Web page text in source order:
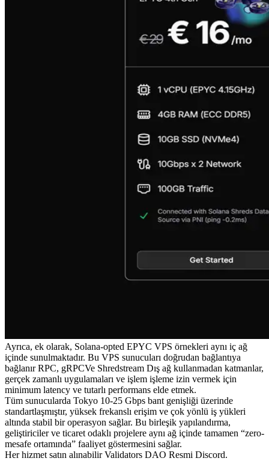
Ayrıca, ek olarak, Solana-opted EPYC VPS örnekleri aynı iç ağ
içinde sunulmaktadır. Bu VPS sunucuları doğrudan bağlantıya
bağlanır RPC, gRPCVe Shredstream Dış ağ kullanmadan katmanlar,
gerçek zamanlı uygulamaları ve işlem işleme izin vermek için
minimum latency ve tutarlı performans elde etmek.
Tüm sunucularda Tokyo 10-25 Gbps bant genişliği üzerinde
standartlaşmıştır, yüksek frekanslı erişim ve çok yönlü iş yükleri
altında stabil bir operasyon sağlar. Bu birleşik yapılandırma,
geliştiriciler ve ticaret odaklı projelere aynı ağ içinde tamamen “zero-
mesafe ortamında” faaliyet göstermesini sağlar.
Her hizmet satın alınabilir Validators DAO Resmi Discord.